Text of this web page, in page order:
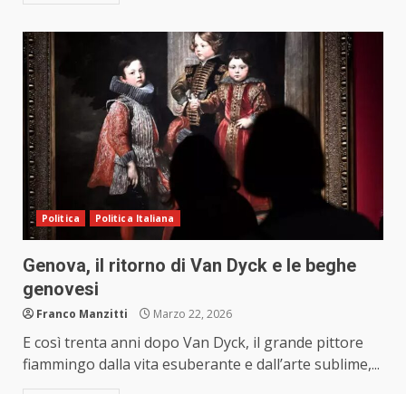
Politica Politica Italiana
Genova, il ritorno di Van Dyck e le beghe
genovesi
Franco Manzitti Marzo 22, 2026
E così trenta anni dopo Van Dyck, il grande pittore
fiammingo dalla vita esuberante e dall’arte sublime,...